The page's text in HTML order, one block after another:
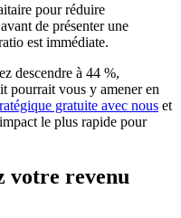
pour réduire
de présenter une
est immédiate.
descendre à 44 %,
pourrait vous y amener en
gratuite avec nous et
le plus rapide pour
votre revenu